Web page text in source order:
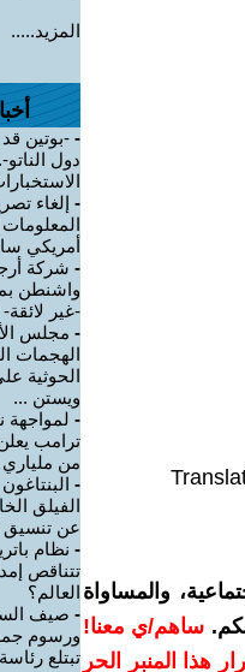
والمساواة
ساهم/ي معنا!
هذا المنبر الحر
المزيد.....
- -بوتين
دول
- إلغاء
المعلومات
أمريكي
- شركة
واشنطن
-غير
- مجلس
الهجمات
الحوثية
ويستن ...
- لمواجهة
ترامب
من
-
الفيلق
عن تنسيق
- نظام
تتناقص
العالم؟
- صيف
ورسوم
تبتلع